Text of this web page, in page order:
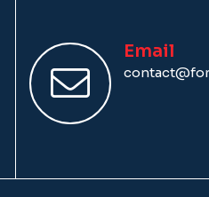
Email